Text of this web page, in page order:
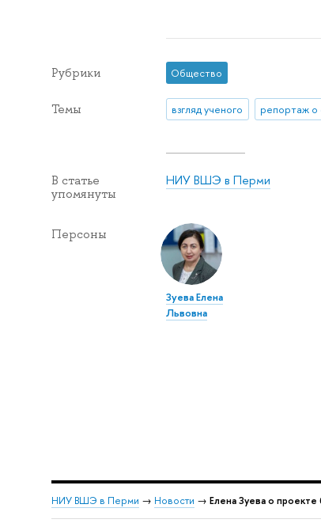
Рубрики Общество
Темы взгляд ученого репортаж о
В статье
упомянуты
НИУ ВШЭ в Перми
Персоны
Зуева Елена
Львовна
НИУ ВШЭ в Перми → Новости → Елена Зуева о